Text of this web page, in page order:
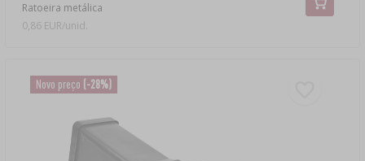
Ratoeira metálica
0,86 EUR/unid.
Novo preço (-28%)